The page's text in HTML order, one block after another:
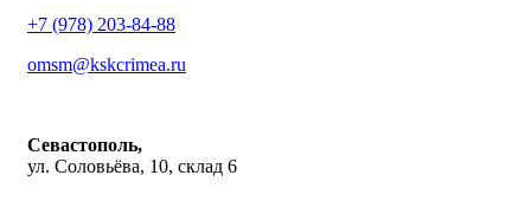
+7 (978) 203-84-88
omsm@kskcrimea.ru
Севастополь,
ул. Соловьёва, 10, склад 6